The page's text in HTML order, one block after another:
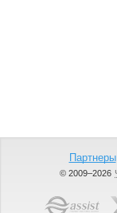
Партнеры
© 2009–2026